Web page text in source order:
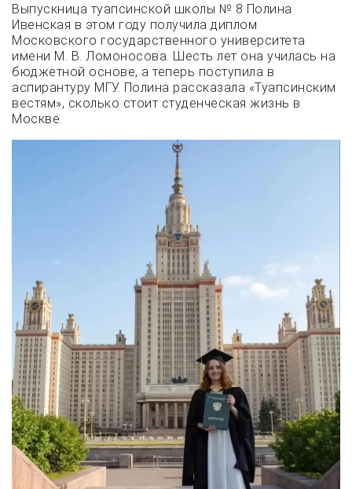
Выпускница туапсинской школы № 8 Полина
Ивенская в этом году получила диплом
Московского государственного университета
имени М. В. Ломоносова. Шесть лет она училась на
бюджетной основе, а теперь поступила в
аспирантуру МГУ. Полина рассказала «Туапсинским
вестям», сколько стоит студенческая жизнь в
Москве.